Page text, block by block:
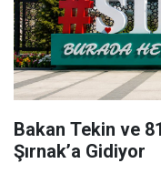
Bakan Tekin ve
Şırnak’a Gidiyor